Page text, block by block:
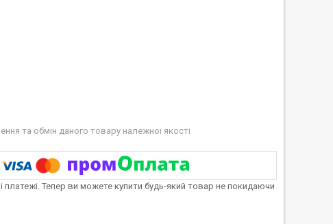
та обмін даного товару належної якості
платежі. Тепер ви можете купити будь-який товар не покидаючи